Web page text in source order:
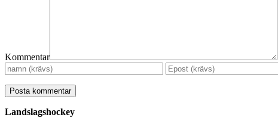
Kommentar
Landslagshockey